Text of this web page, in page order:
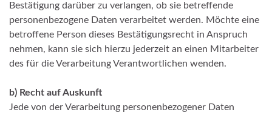
Bestätigung darüber zu verlangen, ob sie betreffende
personenbezogene Daten verarbeitet werden. Möchte eine
betroffene Person dieses Bestätigungsrecht in Anspruch
nehmen, kann sie sich hierzu jederzeit an einen Mitarbeiter
des für die Verarbeitung Verantwortlichen wenden.
b) Recht auf Auskunft
Jede von der Verarbeitung personenbezogener Daten